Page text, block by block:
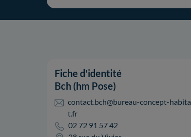
Fiche d'identité
Bch (hm Pose)
contact.bch@bureau-concept-habita
t.fr
02 72 91 57 42